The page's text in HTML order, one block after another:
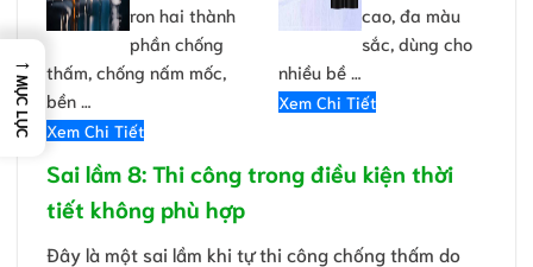
ron hai thành
phần chống
thấm, chống nấm mốc,
bền …
Xem Chi Tiết
cao, đa màu
sắc, dùng cho
nhiều bề …
Xem Chi Tiết
Sai lầm 8: Thi công trong điều kiện thời
tiết không phù hợp
Đây là một sai lầm khi tự thi công chống thấm do
→
MỤC LỤC